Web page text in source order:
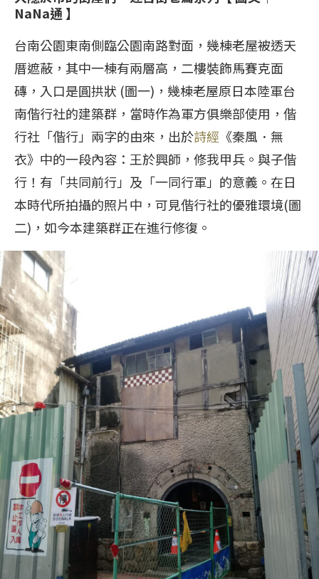
NaNa通】
台南公園東南側臨公園南路對面，幾棟老屋被透天
厝遮蔽，其中一棟有兩層高，二樓裝飾馬賽克面
磚，入口是圓拱狀 (圖一)，幾棟老屋原日本陸軍台
南偕行社的建築群，當時作為軍方俱樂部使用，偕
行社「偕行」兩字的由來，出於詩經 《秦風．無
衣》中的一段內容：王於興師，修我甲兵。與子偕
行！有「共同前行」及「一同行軍」的意義。在日
本時代所拍攝的照片中，可見偕行社的優雅環境(圖
二)，如今本建築群正在進行修復。